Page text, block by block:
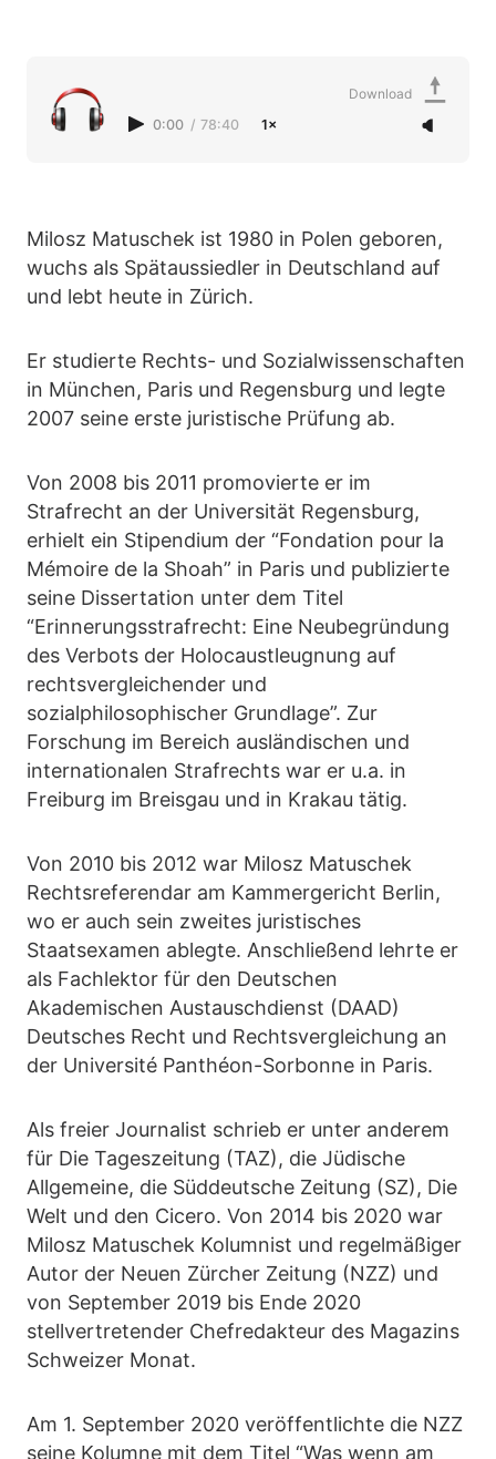
0:00 / 78:40 1×
Download
Milosz Matuschek ist 1980 in Polen geboren,
wuchs als Spätaussiedler in Deutschland auf
und lebt heute in Zürich.
Er studierte Rechts- und Sozialwissenschaften
in München, Paris und Regensburg und legte
2007 seine erste juristische Prüfung ab.
Von 2008 bis 2011 promovierte er im
Strafrecht an der Universität Regensburg,
erhielt ein Stipendium der “Fondation pour la
Mémoire de la Shoah” in Paris und publizierte
seine Dissertation unter dem Titel
“Erinnerungsstrafrecht: Eine Neubegründung
des Verbots der Holocaustleugnung auf
rechtsvergleichender und
sozialphilosophischer Grundlage”. Zur
Forschung im Bereich ausländischen und
internationalen Strafrechts war er u.a. in
Freiburg im Breisgau und in Krakau tätig.
Von 2010 bis 2012 war Milosz Matuschek
Rechtsreferendar am Kammergericht Berlin,
wo er auch sein zweites juristisches
Staatsexamen ablegte. Anschließend lehrte er
als Fachlektor für den Deutschen
Akademischen Austauschdienst (DAAD)
Deutsches Recht und Rechtsvergleichung an
der Université Panthéon-Sorbonne in Paris.
Als freier Journalist schrieb er unter anderem
für Die Tageszeitung (TAZ), die Jüdische
Allgemeine, die Süddeutsche Zeitung (SZ), Die
Welt und den Cicero. Von 2014 bis 2020 war
Milosz Matuschek Kolumnist und regelmäßiger
Autor der Neuen Zürcher Zeitung (NZZ) und
von September 2019 bis Ende 2020
stellvertretender Chefredakteur des Magazins
Schweizer Monat.
Am 1. September 2020 veröffentlichte die NZZ
seine Kolumne mit dem Titel “Was wenn am